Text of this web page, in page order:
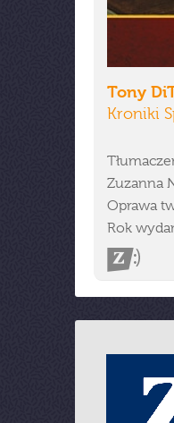
Tony
Kroniki
Zuzanna
Oprawa
Rok